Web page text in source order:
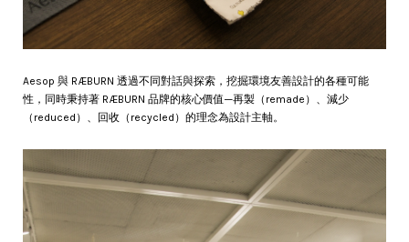
Aesop 與 RÆBURN 透過不同對話與探索，挖掘環境友善設計的各種可能
性，同時秉持著 RÆBURN 品牌的核心價值─再製（remade）、減少
（reduced）、回收（recycled）的理念為設計主軸。